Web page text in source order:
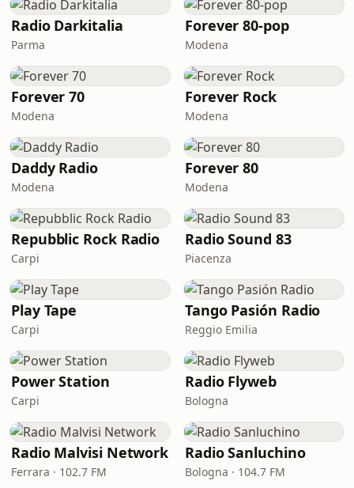
Radio Darkitalia
Parma
Forever 80-pop
Modena
Forever 70
Modena
Forever Rock
Modena
Daddy Radio
Modena
Forever 80
Modena
Repubblic Rock Radio
Carpi
Radio Sound 83
Piacenza
Play Tape
Carpi
Tango Pasión Radio
Reggio Emilia
Power Station
Carpi
Radio Flyweb
Bologna
Radio Malvisi Network
Ferrara · 102.7 FM
Radio Sanluchino
Bologna · 104.7 FM